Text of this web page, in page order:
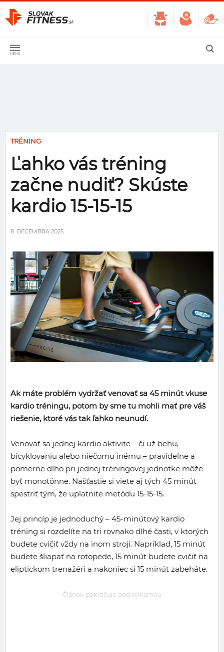
TRÉNING
Ľahko vás tréning
začne nudiť? Skúste
kardio 15-15-15
8. DECEMBRA 2025
Ak máte problém vydržať venovať sa 45 minút vkuse
kardio tréningu, potom by sme tu mohli mať pre váš
riešenie, ktoré vás tak ľahko neunudí.
Venovať sa jednej kardio aktivite – či už behu,
bicyklovaniu alebo niečomu inému – pravidelne a
pomerne dlho pri jednej tréningovej jednotke môže
byť monotónne. Našťastie si viete aj tých 45 minút
spestriť tým, že uplatnite metódu 15-15-15.
Jej princíp je jednoduchý – 45-minútový kardio
tréning si rozdelíte na tri rovnako dlhé časti, v ktorých
budete cvičiť vždy na inom stroji. Napríklad, 15 minút
budete šliapať na rotopede, 15 minút budete cvičiť na
eliptickom trenažéri a nakoniec si 15 minút zabeháte.
Článok pokračuje pod reklamou